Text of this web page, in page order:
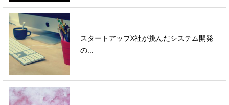
スタートアップX社が挑んだシステム開発
の...